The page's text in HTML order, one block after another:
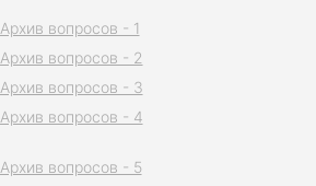
Архив вопросов - 1
Архив вопросов - 2
Архив вопросов - 3
Архив вопросов - 4
Архив вопросов - 5